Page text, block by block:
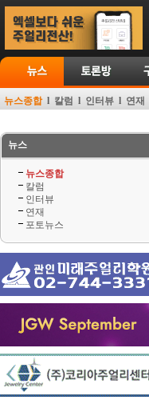
뉴스종합l 칼럼 l 인터뷰 l 연재
뉴스
뉴스종합
칼럼
인터뷰
연재
포토뉴스